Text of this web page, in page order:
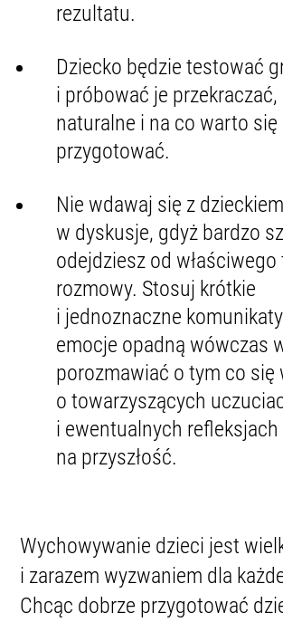
rezultatu.
Dziecko będzie testować
i próbować je
naturalne i na co warto
przygotować.
Nie wdawaj się z dzieckiem
w dyskusje, gdyż bardzo
odejdziesz od właściwego
rozmowy. Stosuj krótkie
i jednoznaczne
emocje opadną wówczas
porozmawiać o tym co się
o towarzyszących
i ewentualnych
na przyszłość.
Wychowywanie dzieci jest
i zarazem wyzwaniem dla
Chcąc dobrze przygotować